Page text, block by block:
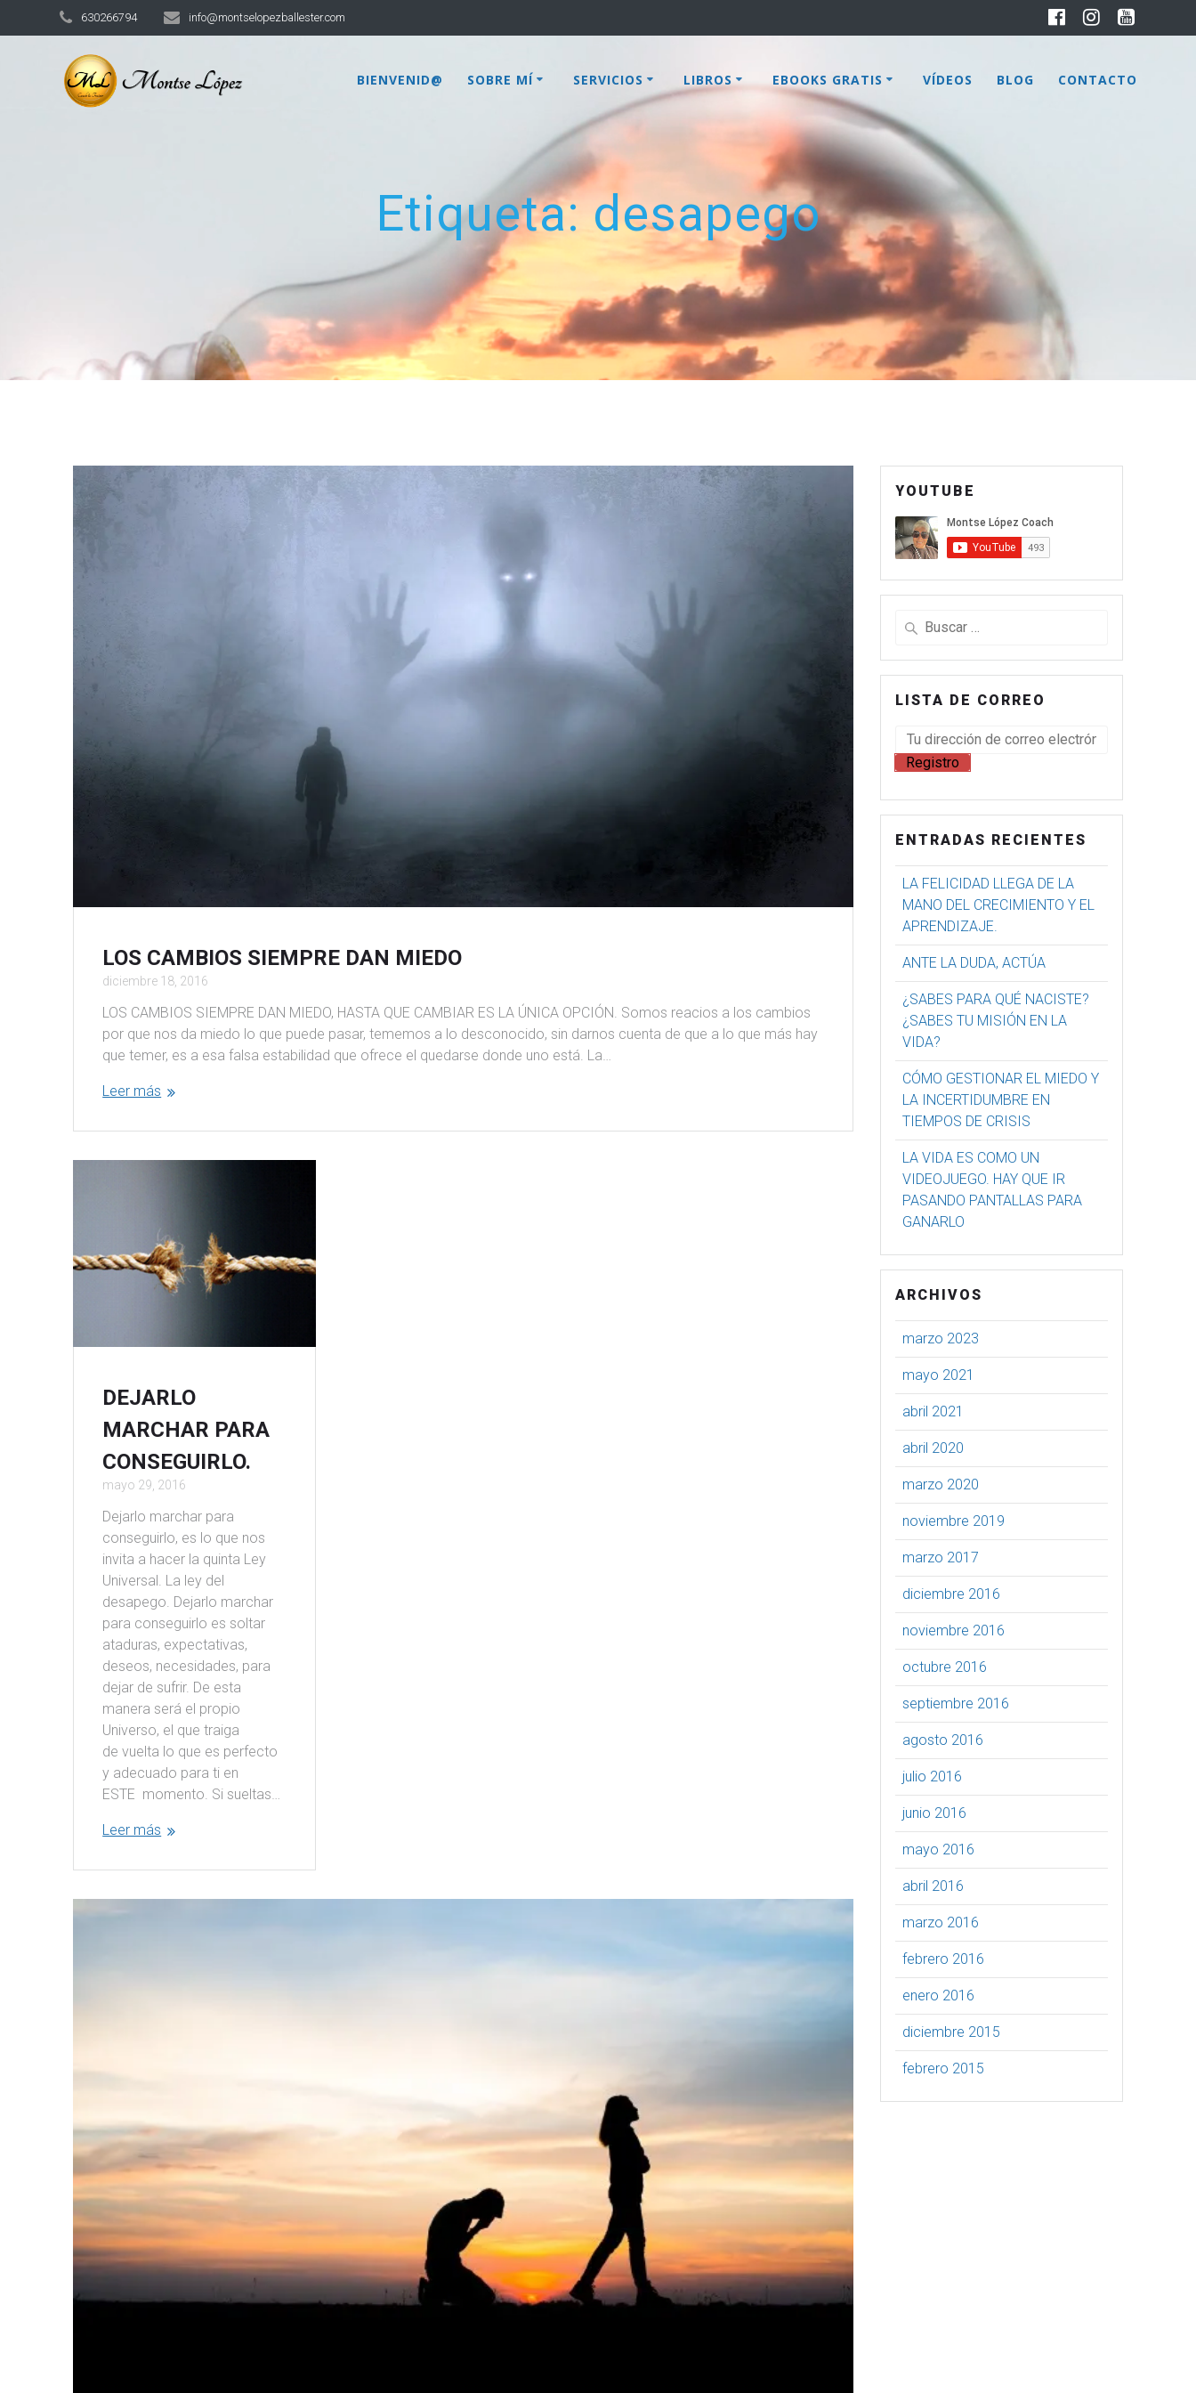
630266794 info@montselopezballester.com
BIENVENID@ SOBRE MÍ SERVICIOS LIBROS EBOOKS GRATIS VÍDEOS BLOG CONTACTO
Etiqueta:desapego
LOS CAMBIOS SIEMPRE DAN MIEDO
diciembre 18, 2016
LOS CAMBIOS SIEMPRE DAN MIEDO, HASTA QUE CAMBIAR ES LA ÚNICA OPCIÓN. Somos reacios a los cambios
por que nos da miedo lo que puede pasar, tememos a lo desconocido, sin darnos cuenta de que a lo que más hay
que temer, es a esa falsa estabilidad que ofrece el quedarse donde uno está. La…
Leer más
DEJARLO
MARCHAR PARA
CONSEGUIRLO.
mayo 29, 2016
Dejarlo marchar para
conseguirlo, es lo que nos
invita a hacer la quinta Ley
Universal. La ley del
desapego. Dejarlo marchar
para conseguirlo es soltar
ataduras, expectativas,
deseos, necesidades, para
dejar de sufrir. De esta
manera será el propio
Universo, el que traiga
de vuelta lo que es perfecto
y adecuado para ti en
ESTE momento. Si sueltas…
Leer más
YOUTUBE
LISTA DE CORREO
ENTRADAS RECIENTES
LA FELICIDAD LLEGA DE LA
MANO DEL CRECIMIENTO Y EL
APRENDIZAJE.
ANTE LA DUDA, ACTÚA
¿SABES PARA QUÉ NACISTE?
¿SABES TU MISIÓN EN LA
VIDA?
CÓMO GESTIONAR EL MIEDO Y
LA INCERTIDUMBRE EN
TIEMPOS DE CRISIS
LA VIDA ES COMO UN
VIDEOJUEGO. HAY QUE IR
PASANDO PANTALLAS PARA
GANARLO
ARCHIVOS
marzo 2023
mayo 2021
abril 2021
abril 2020
marzo 2020
noviembre 2019
marzo 2017
diciembre 2016
noviembre 2016
octubre 2016
septiembre 2016
agosto 2016
julio 2016
junio 2016
mayo 2016
abril 2016
marzo 2016
febrero 2016
enero 2016
diciembre 2015
febrero 2015